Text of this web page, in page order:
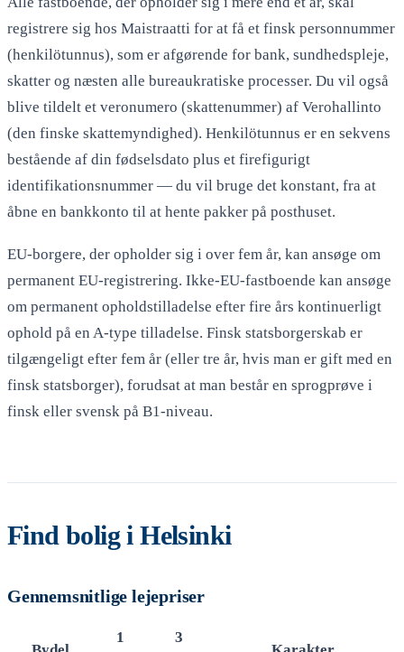
registrere sig hos Maistraatti for at få et finsk personnummer
(henkilötunnus), som er afgørende for bank, sundhedspleje,
skatter og næsten alle bureaukratiske processer. Du vil også
blive tildelt et veronumero (skattenummer) af Verohallinto
(den finske skattemyndighed). Henkilötunnus er en sekvens
bestående af din fødselsdato plus et firefigurigt
identifikationsnummer — du vil bruge det konstant, fra at
åbne en bankkonto til at hente pakker på posthuset.
EU-borgere, der opholder sig i over fem år, kan ansøge om
permanent EU-registrering. Ikke-EU-fastboende kan ansøge
om permanent opholdstilladelse efter fire års kontinuerligt
ophold på en A-type tilladelse. Finsk statsborgerskab er
tilgængeligt efter fem år (eller tre år, hvis man er gift med en
finsk statsborger), forudsat at man består en sprogprøve i
finsk eller svensk på B1-niveau.
Find bolig i Helsinki
Gennemsnitlige lejepriser
1
3